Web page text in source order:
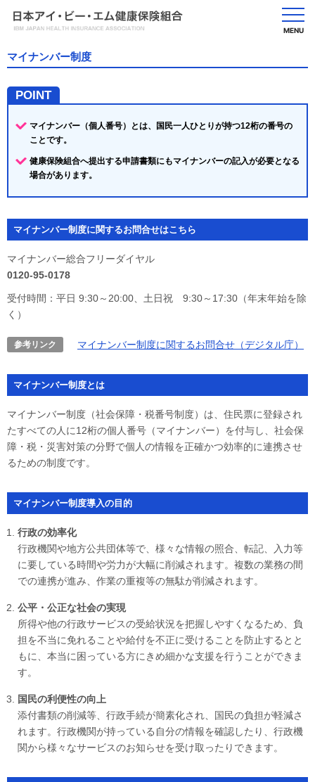
MENU
マイナンバー制度
POINT
マイナンバー（個人番号）とは、国民一人ひとりが持つ12桁の番号の
ことです。
健康保険組合へ提出する申請書類にもマイナンバーの記入が必要となる
場合があります。
マイナンバー制度に関するお問合せはこちら
マイナンバー総合フリーダイヤル
0120-95-0178
受付時間：平日 9:30～20:00、土日祝 9:30～17:30（年末年始を除
く）
参考リンク マイナンバー制度に関するお問合せ（デジタル庁）
マイナンバー制度とは
マイナンバー制度（社会保障・税番号制度）は、住民票に登録され
たすべての人に12桁の個人番号（マイナンバー）を付与し、社会保
障・税・災害対策の分野で個人の情報を正確かつ効率的に連携させ
るための制度です。
マイナンバー制度導入の目的
行政の効率化
行政機関や地方公共団体等で、様々な情報の照合、転記、入力等
に要している時間や労力が大幅に削減されます。複数の業務の間
での連携が進み、作業の重複等の無駄が削減されます。
公平・公正な社会の実現
所得や他の行政サービスの受給状況を把握しやすくなるため、負
担を不当に免れることや給付を不正に受けることを防止するとと
もに、本当に困っている方にきめ細かな支援を行うことができま
す。
国民の利便性の向上
添付書類の削減等、行政手続が簡素化され、国民の負担が軽減さ
れます。行政機関が持っている自分の情報を確認したり、行政機
関から様々なサービスのお知らせを受け取ったりできます。